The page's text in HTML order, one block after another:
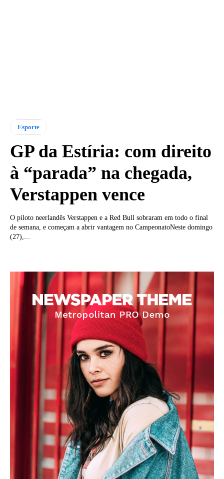
Esporte
GP da Estíria: com direito
à “parada” na chegada,
Verstappen vence
O piloto neerlandês Verstappen e a Red Bull sobraram em todo o final
de semana, e começam a abrir vantagem no CampeonatoNeste domingo
(27),...